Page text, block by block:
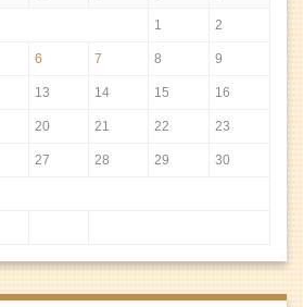
1 2
6 7 8 9
13 14 15 16
20 21 22 23
27 28 29 30